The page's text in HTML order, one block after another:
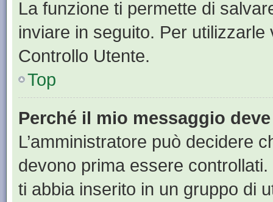
La funzione ti permette di
inviare in seguito. Per utilizzarle
Controllo Utente.
Top
Perché il mio messaggio
L’amministratore può decidere
devono prima essere
ti abbia inserito in un gruppo di